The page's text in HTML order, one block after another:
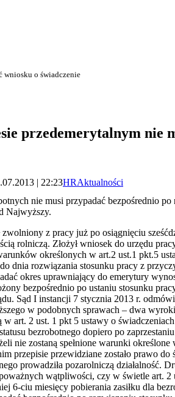
wniosku o świadczenie
przedemerytalnym nie
| 22:23HRAktualności
nie musi przypadać bezpośrednio
Najwyższy.
z pracy już po osiągnięciu
rolniczą. Złożył wniosek do urzędu
określonych w art.2 ust.1 pkt.5
dnia rozwiązania stosunku pracy z
okres uprawniający do emerytury
bezpośrednio po ustaniu stosunku
Sąd I instancji 7 stycznia 2013 r.
w podobnych sprawach – dwa
w art. 2 ust. 1 pkt 5 ustawy o
bezrobotnego dopiero po
nie zostaną spełnione warunki
przepisie przewidziane zostało prawo
prowadziła pozarolniczą działalność.
wątpliwości, czy w świetle art.
6-ciu miesięcy pobierania zasiłku dla